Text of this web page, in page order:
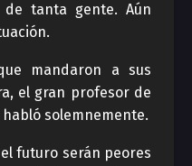
tanta gente. Aún
mandaron a sus
el gran profesor de
solemnemente.
futuro serán peores